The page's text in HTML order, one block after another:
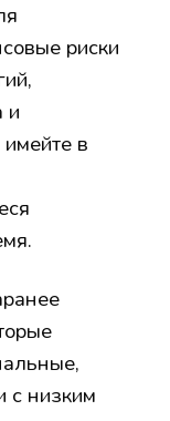
риски
и
в
с низким